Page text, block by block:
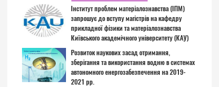
Інститут проблем матеріалознавства (ІПМ)
запрошує до вступу магістрів на кафедру
прикладної фізики та матеріалознавства
Київського академічного університету (КАУ)
Розвиток наукових засад отримання,
зберігання та використання водню в системах
автономного енергозабезпечення на 2019-
2021 рр.